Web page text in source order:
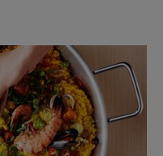
și coajă)